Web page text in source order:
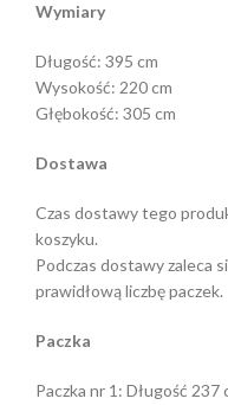
Wymiary
Długość: 395 cm
Wysokość: 220 cm
Głębokość: 305 cm
Dostawa
Czas dostawy tego
koszyku.
Podczas dostawy zaleca
prawidłową liczbę paczek.
Paczka
Paczka nr 1: Długość